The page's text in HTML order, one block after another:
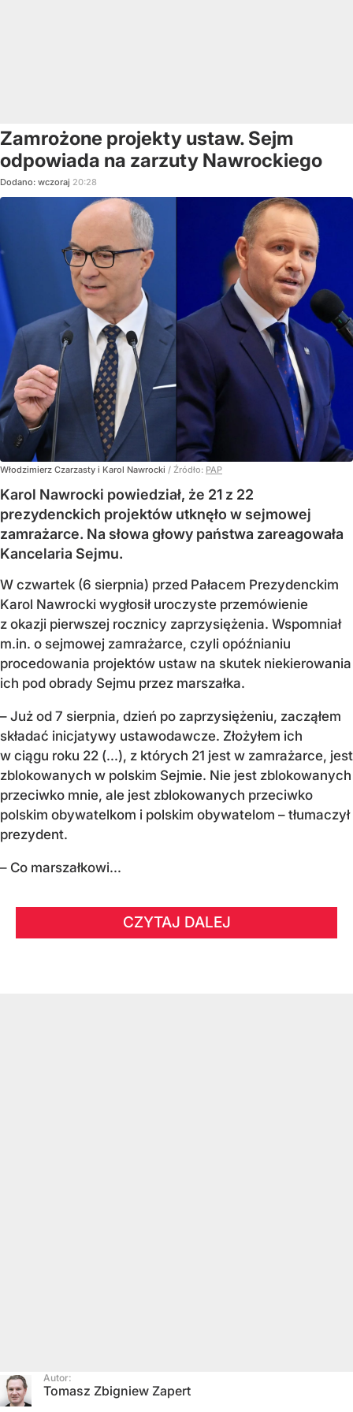
Zamrożone projekty ustaw. Sejm
odpowiada na zarzuty Nawrockiego
Dodano: wczoraj 20:28
Włodzimierz Czarzasty i Karol Nawrocki / Źródło: PAP
Karol Nawrocki powiedział, że 21 z 22
prezydenckich projektów utknęło w sejmowej
zamrażarce. Na słowa głowy państwa zareagowała
Kancelaria Sejmu.
W czwartek (6 sierpnia) przed Pałacem Prezydenckim
Karol Nawrocki wygłosił uroczyste przemówienie
z okazji pierwszej rocznicy zaprzysiężenia. Wspomniał
m.in. o sejmowej zamrażarce, czyli opóźnianiu
procedowania projektów ustaw na skutek niekierowania
ich pod obrady Sejmu przez marszałka.
– Już od 7 sierpnia, dzień po zaprzysiężeniu, zacząłem
składać inicjatywy ustawodawcze. Złożyłem ich
w ciągu roku 22 (...), z których 21 jest w zamrażarce, jest
zblokowanych w polskim Sejmie. Nie jest zblokowanych
przeciwko mnie, ale jest zblokowanych przeciwko
polskim obywatelkom i polskim obywatelom – tłumaczył
prezydent.
– Co marszałkowi...
CZYTAJ DALEJ
Autor:
Tomasz Zbigniew Zapert